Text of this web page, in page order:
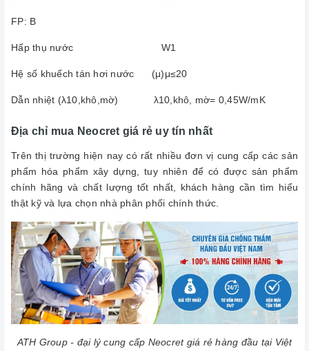
FP: B
Hấp thụ nước W1
Hệ số khuếch tán hơi nước (μ)μ≤20
Dẫn nhiệt (λ10,khô,mờ) λ10,khô, mờ= 0,45W/mK
Địa chỉ mua Neocret giá rẻ uy tín nhất
Trên thị trường hiện nay có rất nhiều đơn vị cung cấp các sản
phẩm hóa phẩm xây dựng, tuy nhiên để có được sản phẩm
chính hãng và chất lượng tốt nhất, khách hàng cần tìm hiểu
thật kỹ và lựa chọn nhà phân phối chính thức.
ATH Group - đại lý cung cấp Neocret giá rẻ hàng đầu tại Việt